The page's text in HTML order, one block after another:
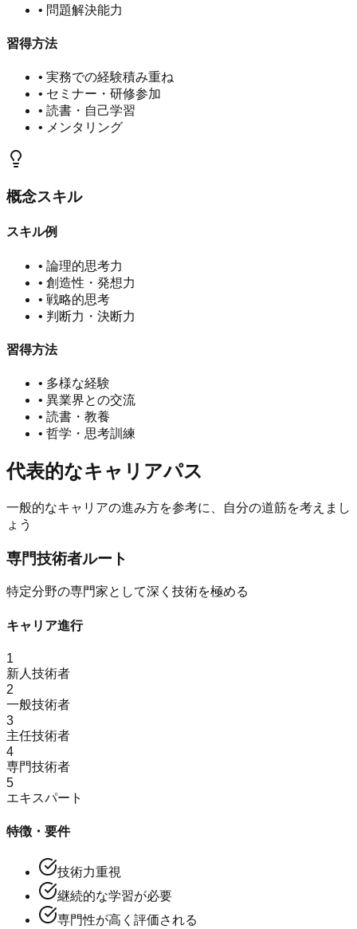
• 問題解決能力
習得方法
• 実務での経験積み重ね
• セミナー・研修参加
• 読書・自己学習
• メンタリング
概念スキル
スキル例
• 論理的思考力
• 創造性・発想力
• 戦略的思考
• 判断力・決断力
習得方法
• 多様な経験
• 異業界との交流
• 読書・教養
• 哲学・思考訓練
代表的なキャリアパス
一般的なキャリアの進み方を参考に、自分の道筋を考えまし
ょう
専門技術者ルート
特定分野の専門家として深く技術を極める
キャリア進行
1
新人技術者
2
一般技術者
3
主任技術者
4
専門技術者
5
エキスパート
特徴・要件
技術力重視
継続的な学習が必要
専門性が高く評価される